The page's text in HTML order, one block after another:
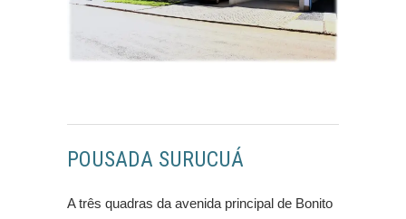
POUSADA SURUCUÁ
A três quadras da avenida principal de Bonito